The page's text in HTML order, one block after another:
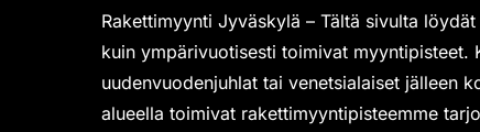
Rakettimyynti Jyväskylä – Tältä sivulta
kuin ympärivuotisesti toimivat myyntipisteet.
uudenvuodenjuhlat tai venetsialaiset jälleen
alueella toimivat rakettimyyntipisteemme